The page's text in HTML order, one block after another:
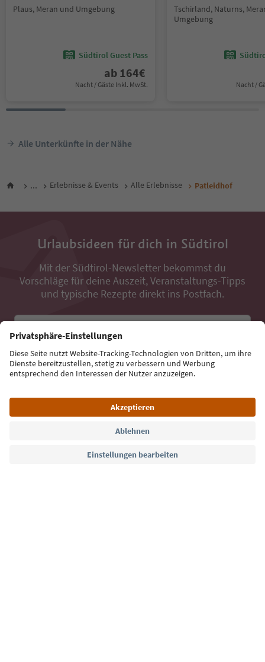
Plaus, Meran und Umgebung
Südtirol Guest Pass
ab 164€
Nacht / Gäste Inkl. MwSt.
Tschirland, Naturns,
Umgebung
Nacht /
Alle Unterkünfte in der Nähe
... Erlebnisse & Events Alle Erlebnisse Patleidhof
Urlaubsideen für dich in Südtirol
Mit der Südtirol-Newsletter bekommst du
Vorschläge für deine Auszeit, Veranstaltungs-Tipps
und typische Rezepte direkt ins Postfach.
Jetzt anmelden